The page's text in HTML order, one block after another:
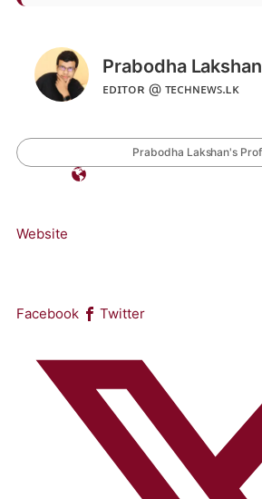
Prabodha Lakshan
ᴇᴅɪᴛᴏʀ @ ᴛᴇᴄʜɴᴇᴡꜱ.ʟᴋ
Prabodha Lakshan's
Website
Facebook Twitter